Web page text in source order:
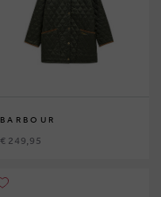
BARBOUR
€ 249,95